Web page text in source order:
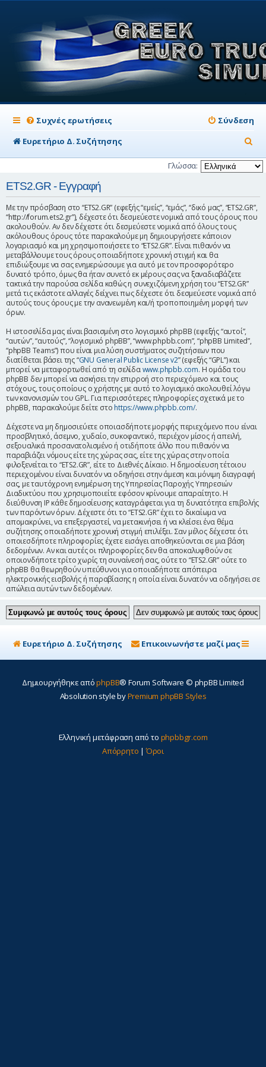
Συχνές ερωτήσεις
Σύνδεση
Ευρετήριο Δ. Συζήτησης
ν
α
ή
Γλώσσα:
ETS2.GR - Εγγραφή
Με την πρόσβαση στο “ETS2.GR” (εφεξής “εμείς”, “εμάς”, “δικό μας”, “ETS2.GR”,
“http://forum.ets2.gr”), δέχεστε ότι δεσμεύεστε νομικά από τους όρους που
ακολουθούν. Αν δεν δέχεστε ότι δεσμεύεστε νομικά από όλους τους
ακόλουθους όρους τότε παρακαλούμε μη δημιουργήσετε κάποιον
λογαριασμό και μη χρησιμοποιήσετε το “ETS2.GR”. Είναι πιθανόν να
μεταβάλλουμε τους όρους οποιαδήποτε χρονική στιγμή και θα
επιδιώξουμε να σας ενημερώσουμε για αυτό με τον προσφορότερο
δυνατό τρόπο, όμως θα ήταν συνετό εκ μέρους σας να ξαναδιαβάζετε
τακτικά την παρούσα σελίδα καθώς η συνεχιζόμενη χρήση του “ETS2.GR”
μετά τις εκάστοτε αλλαγές δείχνει πως δέχεστε ότι δεσμεύεστε νομικά από
αυτούς τους όρους με την ανανεωμένη και/ή τροποποιημένη μορφή των
όρων.
Η ιστοσελίδα μας είναι βασισμένη στο λογισμικό phpBB (εφεξής “αυτοί”,
“αυτών”, “αυτούς”, “λογισμικό phpBB”, “www.phpbb.com”, “phpBB Limited”,
“phpBB Teams”) που είναι μια λύση συστήματος συζητήσεων που
διατίθεται βάσει της “GNU General Public License v2” (εφεξής “GPL”) και
μπορεί να μεταφορτωθεί από τη σελίδαwww.phpbb.com. Η ομάδα του
phpBB δεν μπορεί να ασκήσει την επιρροή στο περιεχόμενο και τους
στόχους, τους οποίους ο χρήστης με αυτό το λογισμικό ακολουθεί λόγω
των κανονισμών του GPL. Για περισσότερες πληροφορίες σχετικά με το
phpBB, παρακαλούμε δείτε στο https://www.phpbb.com/.
Δέχεστε να μη δημοσιεύετε οποιασδήποτε μορφής περιεχόμενο που είναι
προσβλητικό, άσεμνο, χυδαίο, συκοφαντικό, περιέχον μίσος ή απειλή,
σεξουαλικά προσανατολισμένο ή οτιδήποτε άλλο που πιθανόν να
παραβιάζει νόμους είτε της χώρας σας, είτε της χώρας στην οποία
φιλοξενείται το “ETS2.GR”, είτε το Διεθνές Δίκαιο. Η δημοσίευση τέτοιου
περιεχομένου είναι δυνατόν να οδηγήσει στην άμεση και μόνιμη διαγραφή
σας, με ταυτόχρονη ενημέρωση της Υπηρεσίας Παροχής Υπηρεσιών
Διαδικτύου που χρησιμοποιείτε εφόσον κρίνουμε απαραίτητο. Η
διεύθυνση IP κάθε δημοσίευσης καταγράφεται για τη δυνατότητα επιβολής
των παρόντων όρων. Δέχεστε ότι το “ETS2.GR” έχει το δικαίωμα να
απομακρύνει, να επεξεργαστεί, να μετακινήσει ή να κλείσει ένα θέμα
συζήτησης οποιαδήποτε χρονική στιγμή επιλέξει. Σαν μέλος δέχεστε ότι
οποιεσδήποτε πληροφορίες έχετε εισάγει αποθηκεύονται σε μια βάση
δεδομένων. Αν και αυτές οι πληροφορίες δεν θα αποκαλυφθούν σε
οποιονδήποτε τρίτο χωρίς τη συναίνεσή σας, ούτε το “ETS2.GR” ούτε το
phpBB θα θεωρηθούν υπεύθυνοι για οποιαδήποτε απόπειρα
ηλεκτρονικής εισβολής ή παραβίασης η οποία είναι δυνατόν να οδηγήσει σε
απώλεια αυτών των δεδομένων.
Ευρετήριο Δ. Συζήτησης Επικοινωνήστε μαζί μας
Δημιουργήθηκε απόphpBB® Forum Software © phpBB Limited
Absolution style byPremium phpBB Styles
Ελληνική μετάφραση από το phpbbgr.com
Απόρρητο |Όροι